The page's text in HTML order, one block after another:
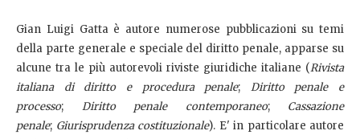
Gian Luigi Gatta è autore numerose pubblicazioni su temi
della parte generale e speciale del diritto penale, apparse su
alcune tra le più autorevoli riviste giuridiche italiane (Rivista
italiana di diritto e procedura penale; Diritto penale e
processo; Diritto penale contemporaneo; Cassazione
penale; Giurisprudenza costituzionale). E' in particolare autore